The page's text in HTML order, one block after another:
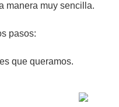
manera muy sencilla.
pasos:
que queramos.